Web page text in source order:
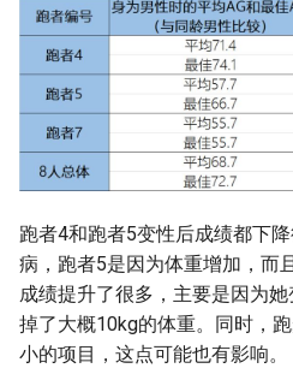
跑者4和跑者5变性后成绩都下
病，跑者5是因为体重增加，而
成绩提升了很多，主要是因为
掉了大概10kg的体重。同时，
小的项目，这点可能也有影响。